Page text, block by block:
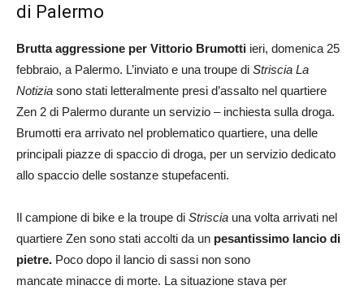
di Palermo
Brutta aggressione per Vittorio Brumotti ieri, domenica 25
febbraio, a Palermo. L’inviato e una troupe di Striscia La
Notizia sono stati letteralmente presi d’assalto nel quartiere
Zen 2 di Palermo durante un servizio – inchiesta sulla droga.
Brumotti era arrivato nel problematico quartiere, una delle
principali piazze di spaccio di droga, per un servizio dedicato
allo spaccio delle sostanze stupefacenti.
Il campione di bike e la troupe di Striscia una volta arrivati nel
quartiere Zen sono stati accolti da un pesantissimo lancio di
pietre. Poco dopo il lancio di sassi non sono
mancate minacce di morte. La situazione stava per